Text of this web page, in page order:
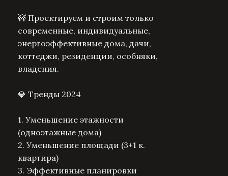
🚧 Проектируем и строим только
современные, индивидуальные,
энергоэффективные дома, дачи,
коттеджи, резиденции, особняки,
владения.
💎 Тренды 2024
1. Уменьшение этажности
(одноэтажные дома)
2. Уменьшение площади (3+1 к.
квартира)
3. Эффективные планировки